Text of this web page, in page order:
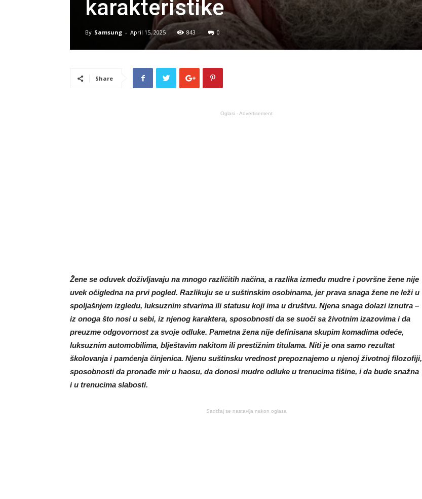
karakteristike
By Samsung - April 15, 2025 843 0
Share
Oglasi - Advertisement
Žene se oduvek doživljavaju na mnogo različitih načina, a razlika između mudre i površne žene nije
uvek očigledna na prvi pogled. Razlikuju se u suštinskim osobinama, jer prava snaga žene ne leži u
spoljašnjem izgledu, luksuznim stvarima ili statusu koji ima u društvu. Njena snaga dolazi iznutra –
iz onoga što nosi u sebi, iz njenog karaktera, sposobnosti da se suoči sa životnim izazovima i da
preuzme odgovornost za svoje odluke. Pametna žena nije definisana skupim komadima odeće,
luksuznim automobilima, blještavim nakitom ili prestižnim titulama. Niti je ona samo rezultat
školovanja i pamćenja činjenica. Njenu suštinsku vrednost prepoznajemo u njenoj životnoj filozofiji,
sposobnosti da pronađe mir u haosu, da donosi mudre odluke u trenucima tišine, i da bude snažna
i u trenucima slabosti.
Sadržaj se nastavlja nakon oglasa